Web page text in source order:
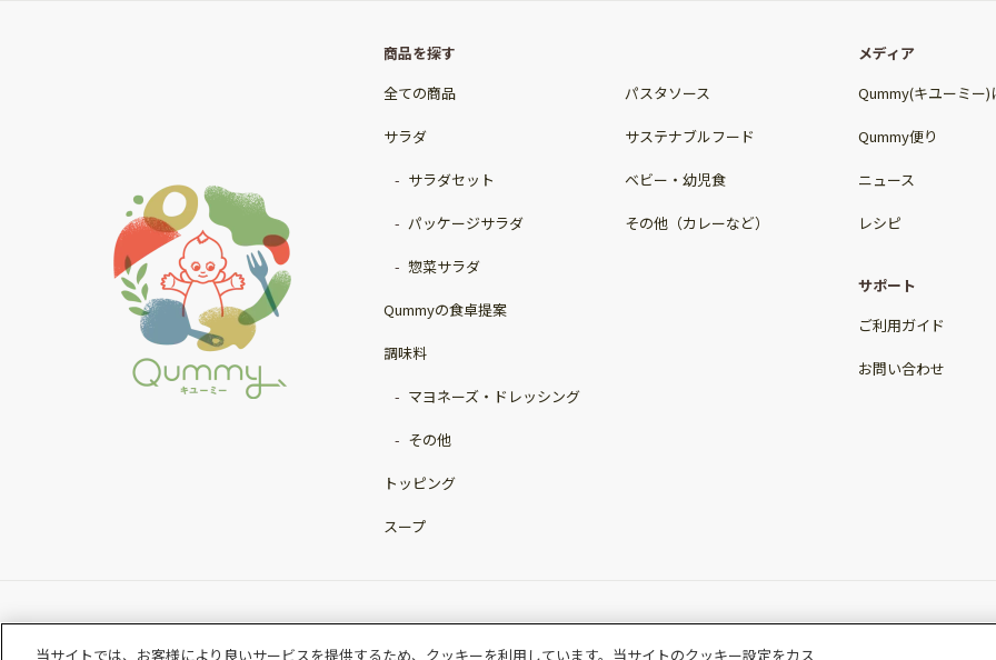
商品を探す
全ての商品
サラダ
サラダセット
パッケージサラダ
惣菜サラダ
Qummyの食卓提案
調味料
マヨネーズ・ドレッシング
その他
トッピング
スープ
パスタソース
サステナブルフード
ベビー・幼児食
その他（カレーなど）
メディア
Qummy(キユーミー)
Qummy便り
ニュース
レシピ
サポート
ご利用ガイド
お問い合わせ
当サイトでは、お客様により良いサービスを提供するため、クッキーを利用しています。当サイトのクッキー設定をカス